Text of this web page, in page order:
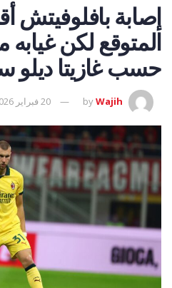
إصابة
المتوقع لكن غيابه
حسب غازيتا ديلو
byWajih 20 فبراير 2026